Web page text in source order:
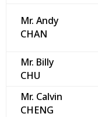
Mr. Andy
CHAN
Mr. Billy
CHU
Mr. Calvin
CHENG